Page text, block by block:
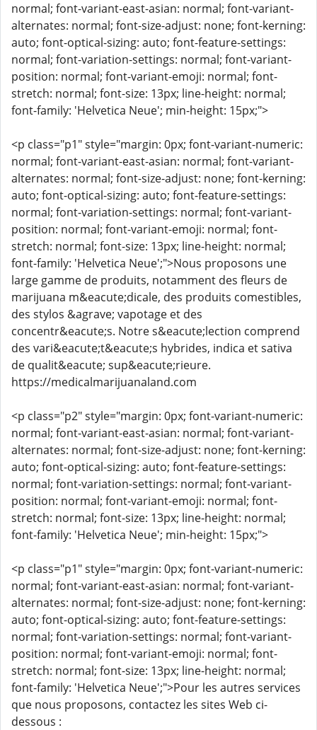
normal; font-variant-east-asian: normal; font-variant-
alternates: normal; font-size-adjust: none; font-kerning:
auto; font-optical-sizing: auto; font-feature-settings:
normal; font-variation-settings: normal; font-variant-
position: normal; font-variant-emoji: normal; font-
stretch: normal; font-size: 13px; line-height: normal;
font-family: 'Helvetica Neue'; min-height: 15px;">
<p class="p1" style="margin: 0px; font-variant-numeric:
normal; font-variant-east-asian: normal; font-variant-
alternates: normal; font-size-adjust: none; font-kerning:
auto; font-optical-sizing: auto; font-feature-settings:
normal; font-variation-settings: normal; font-variant-
position: normal; font-variant-emoji: normal; font-
stretch: normal; font-size: 13px; line-height: normal;
font-family: 'Helvetica Neue';">Nous proposons une
large gamme de produits, notamment des fleurs de
marijuana m&eacute;dicale, des produits comestibles,
des stylos &agrave; vapotage et des
concentr&eacute;s. Notre s&eacute;lection comprend
des vari&eacute;t&eacute;s hybrides, indica et sativa
de qualit&eacute; sup&eacute;rieure.
https://medicalmarijuanaland.com
<p class="p2" style="margin: 0px; font-variant-numeric:
normal; font-variant-east-asian: normal; font-variant-
alternates: normal; font-size-adjust: none; font-kerning:
auto; font-optical-sizing: auto; font-feature-settings:
normal; font-variation-settings: normal; font-variant-
position: normal; font-variant-emoji: normal; font-
stretch: normal; font-size: 13px; line-height: normal;
font-family: 'Helvetica Neue'; min-height: 15px;">
<p class="p1" style="margin: 0px; font-variant-numeric:
normal; font-variant-east-asian: normal; font-variant-
alternates: normal; font-size-adjust: none; font-kerning:
auto; font-optical-sizing: auto; font-feature-settings:
normal; font-variation-settings: normal; font-variant-
position: normal; font-variant-emoji: normal; font-
stretch: normal; font-size: 13px; line-height: normal;
font-family: 'Helvetica Neue';">Pour les autres services
que nous proposons, contactez les sites Web ci-
dessous :